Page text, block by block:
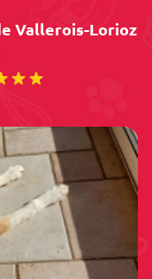
Vallerois-Lorioz